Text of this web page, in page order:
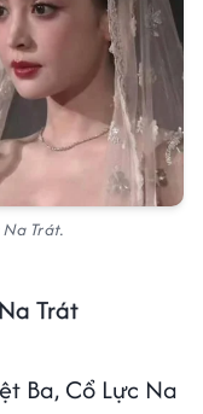
Trát.
Trát
Ba, Cổ Lực Na